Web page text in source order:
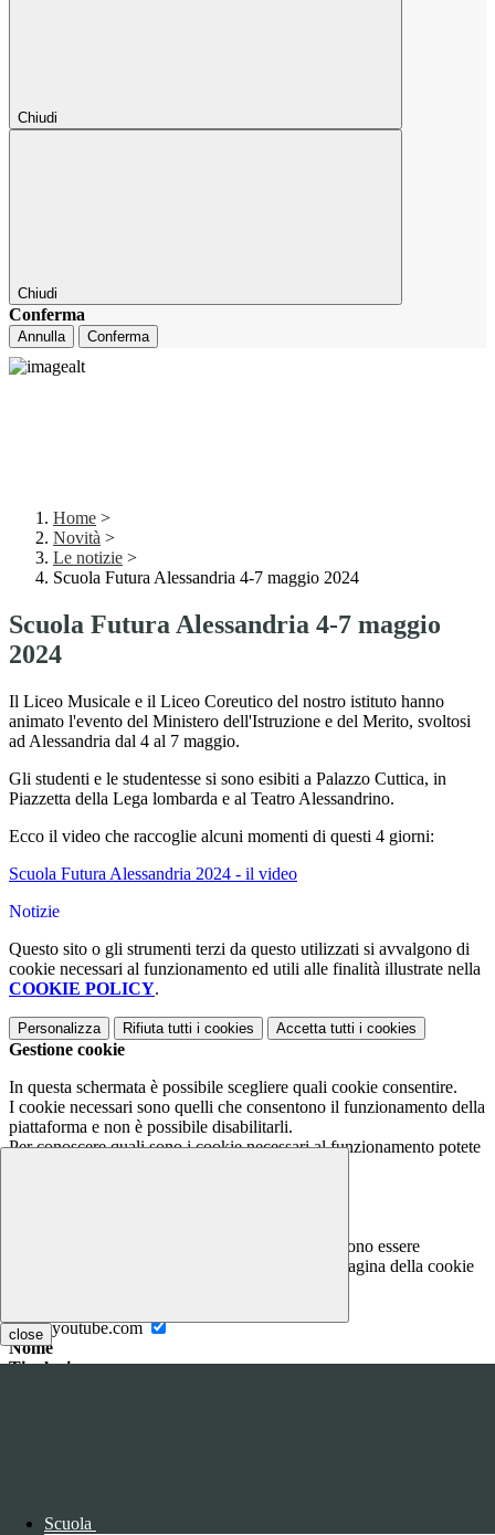
Chiudi
Chiudi
Conferma
Annulla Conferma
close
Scuola
Home >
Novità >
Le notizie >
Scuola Futura Alessandria 4-7 maggio 2024
Scuola Futura Alessandria 4-7 maggio
2024
Il Liceo Musicale e il Liceo Coreutico del nostro istituto hanno
animato l'evento del Ministero dell'Istruzione e del Merito, svoltosi
ad Alessandria dal 4 al 7 maggio.
Gli studenti e le studentesse si sono esibiti a Palazzo Cuttica, in
Piazzetta della Lega lombarda e al Teatro Alessandrino.
Ecco il video che raccoglie alcuni momenti di questi 4 giorni:
Scuola Futura Alessandria 2024 - il video
Notizie
Questo sito o gli strumenti terzi da questo utilizzati si avvalgono di
cookie necessari al funzionamento ed utili alle finalità illustrate nella
COOKIE POLICY.
Personalizza Rifiuta tutti i cookies Accetta tutti i cookies
Gestione cookie
In questa schermata è possibile scegliere quali cookie consentire.
I cookie necessari sono quelli che consentono il funzionamento della
piattaforma e non è possibile disabilitarli.
Per conoscere quali sono i cookie necessari al funzionamento potete
I cookie necessari per il funzionamento non possono essere
disabilitati. È possibile consultare l'elenco nella pagina della cookie
www.youtube.com
Nome
Tipologia
traccia delle visualizzazioni dei video incorporati.